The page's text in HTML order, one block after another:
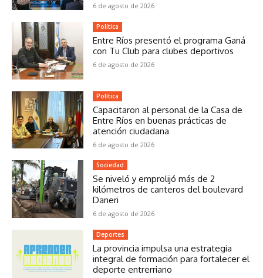
6 de agosto de 2026
Política
Entre Ríos presentó el programa Ganá
con Tu Club para clubes deportivos
6 de agosto de 2026
Política
Capacitaron al personal de la Casa de
Entre Ríos en buenas prácticas de
atención ciudadana
6 de agosto de 2026
Sociedad
Se niveló y emprolijó más de 2
kilómetros de canteros del boulevard
Daneri
6 de agosto de 2026
Deportes
La provincia impulsa una estrategia
integral de formación para fortalecer el
deporte entrerriano